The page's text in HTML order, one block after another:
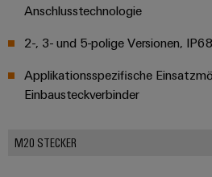
Anschlusstechnologie
2-, 3- und 5-polige Versionen,
Applikationsspezifische
Einbausteckverbinder
M20 STECKER